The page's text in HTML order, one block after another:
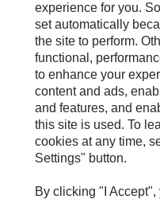
Turner Powertrain
Contact
Site Map
Cookie Settings
Legal
Privacy
experience for you.
set automatically
the site to perform.
functional,
to enhance your
content and ads,
and features, and
this site is used. To
cookies at any time,
Settings" button.
By clicking "I